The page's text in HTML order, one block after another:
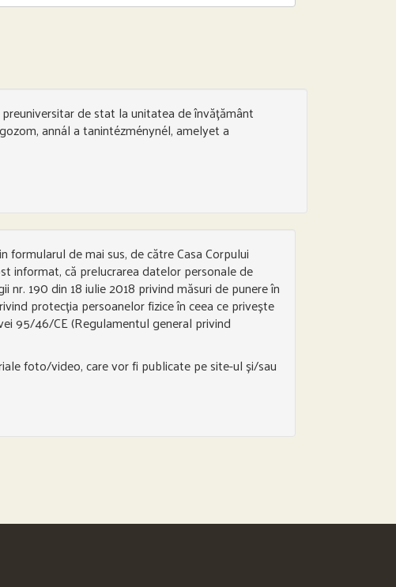
de stat la unitatea de învățământ
annál a tanintézménynél, amelyet a
de mai sus, de către Casa Corpului
informat, că prelucrarea datelor personale de
nr. 190 din 18 iulie 2018 privind măsuri de punere în
protecția persoanelor fizice în ceea ce privește
95/46/CE (Regulamentul general privind
foto/video, care vor fi publicate pe site-ul și/sau